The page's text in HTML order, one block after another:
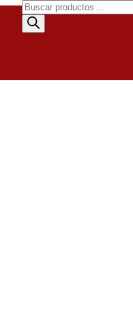
Búsqueda
de
productos